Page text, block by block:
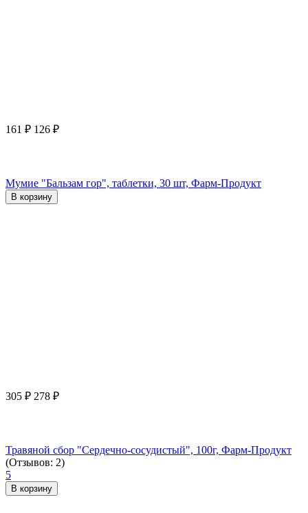
161 ₽ 126 ₽
Мумие "Бальзам гор", таблетки, 30 шт, Фарм-Продукт
В корзину
305 ₽ 278 ₽
Травяной сбор "Сердечно-сосудистый", 100г, Фарм-Продукт
(Отзывов: 2)
5
В корзину